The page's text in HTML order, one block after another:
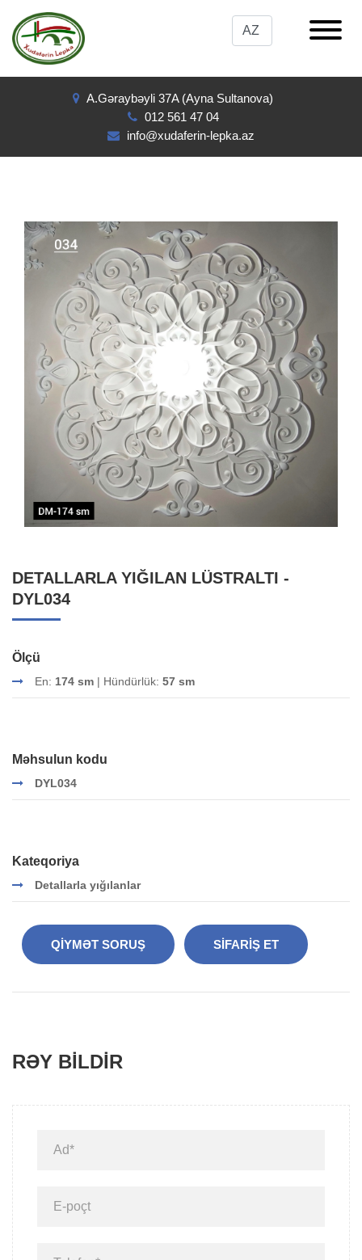
A.Gəraybəyli 37A (Ayna Sultanova)
012 561 47 04
info@xudaferin-lepka.az
DETALLARLA YIĞILAN LÜSTRALTI -
DYL034
Ölçü
En: 174 sm | Hündürlük: 57 sm
Məhsulun kodu
DYL034
Kateqoriya
Detallarla yığılanlar
QIYMƏT SORUŞ SIFARIŞ ET
RƏY BILDIR